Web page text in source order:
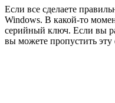
Если все сделаете
Windows. В какой-то
серийный ключ. Если вы
вы можете пропустить